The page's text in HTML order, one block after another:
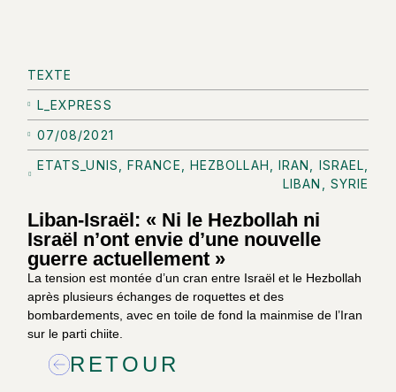
TEXTE
L_EXPRESS
07/08/2021
ETATS_UNIS
,FRANCE HEZBOLLAH IRAN ISRAEL
LIBAN
SYRIE
Liban-Israël: « Ni le Hezbollah ni
Israël n’ont envie d’une nouvelle
guerre actuellement »
La tension est montée d’un cran entre Israël et le Hezbollah
après plusieurs échanges de roquettes et des
bombardements, avec en toile de fond la mainmise de l’Iran
sur le parti chiite.
RETOUR